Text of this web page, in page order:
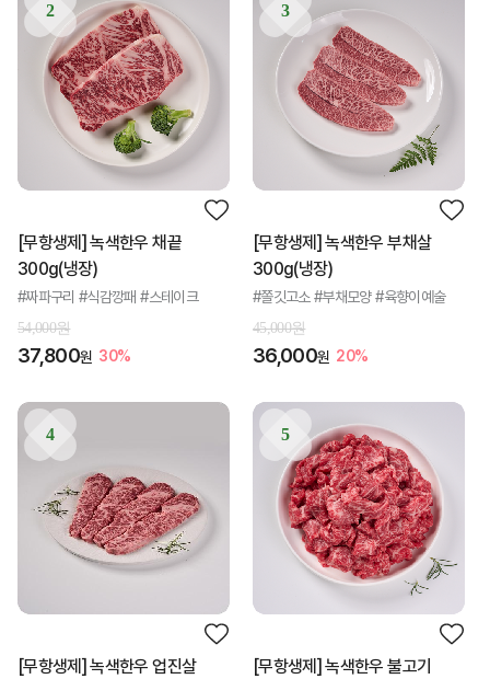
2
[무항생제] 녹색한우 채끝
300g(냉장)
#짜파구리 #식감깡패 #스테이크
54,000원
37,800원 30%
3
[무항생제] 녹색한우 부채살
300g(냉장)
#쫄깃고소 #부채모양 #육향이예술
45,000원
36,000원 20%
4
[무항생제] 녹색한우 업진살
5
[무항생제] 녹색한우 불고기